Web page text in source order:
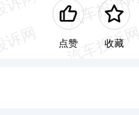
点赞 收藏